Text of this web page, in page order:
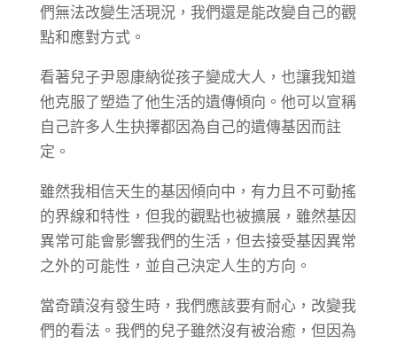
們無法改變生活現況，我們還是能改變自己的觀
點和應對方式。
看著兒子尹恩康納從孩子變成大人，也讓我知道
他克服了塑造了他生活的遺傳傾向。他可以宣稱
自己許多人生抉擇都因為自己的遺傳基因而註
定。
雖然我相信天生的基因傾向中，有力且不可動搖
的界線和特性，但我的觀點也被擴展，雖然基因
異常可能會影響我們的生活，但去接受基因異常
之外的可能性，並自己決定人生的方向。
當奇蹟沒有發生時，我們應該要有耐心，改變我
們的看法。我們的兒子雖然沒有被治癒，但因為